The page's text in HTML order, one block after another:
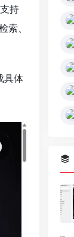
持
索、
具体